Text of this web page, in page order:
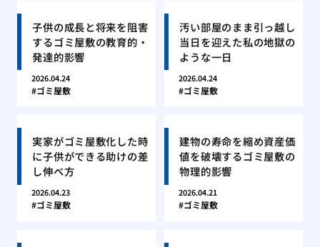
子供の成長と将来を阻害
するゴミ屋敷の教育的・
発達的影響
2026.04.24
ゴミ屋敷
汚い部屋のまま引っ越し
当日を迎えた私の地獄の
ような一日
2026.04.24
ゴミ屋敷
実家がゴミ屋敷化した時
に子供ができる助けの差
し伸べ方
2026.04.23
ゴミ屋敷
建物の寿命を縮め資産価
値を破壊するゴミ屋敷の
物理的影響
2026.04.21
ゴミ屋敷